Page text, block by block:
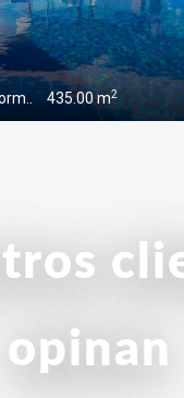
435.00 m2
opinan